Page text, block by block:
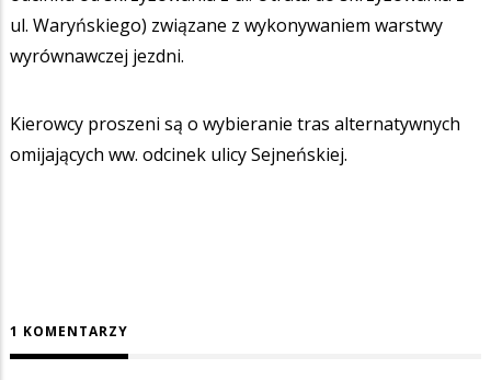
ul. Waryńskiego) związane z wykonywaniem warstwy
wyrównawczej jezdni.
Kierowcy proszeni są o wybieranie tras alternatywnych
omijających ww. odcinek ulicy Sejneńskiej.
1 KOMENTARZY